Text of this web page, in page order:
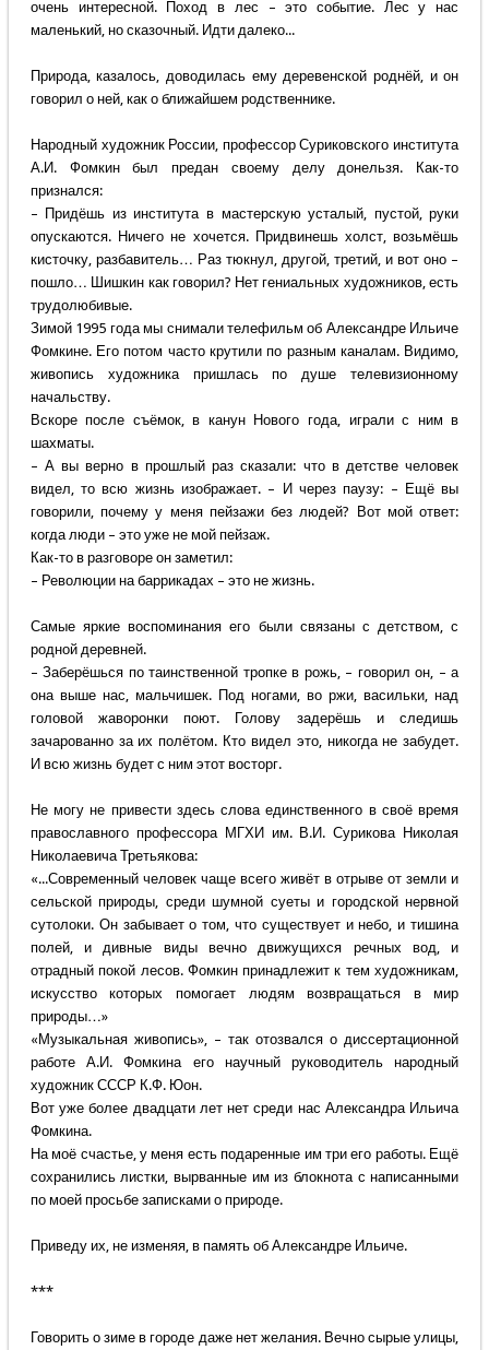
очень интересной. Поход в лес – это событие. Лес у нас
маленький, но сказочный. Идти далеко...
Природа, казалось, доводилась ему деревенской роднёй, и он
говорил о ней, как о ближайшем родственнике.
Народный художник России, профессор Суриковского института
А.И. Фомкин был предан своему делу донельзя. Как-то
признался:
– Придёшь из института в мастерскую усталый, пустой, руки
опускаются. Ничего не хочется. Придвинешь холст, возьмёшь
кисточку, разбавитель… Раз тюкнул, другой, третий, и вот оно –
пошло… Шишкин как говорил? Нет гениальных художников, есть
трудолюбивые.
Зимой 1995 года мы снимали телефильм об Александре Ильиче
Фомкине. Его потом часто крутили по разным каналам. Видимо,
живопись художника пришлась по душе телевизионному
начальству.
Вскоре после съёмок, в канун Нового года, играли с ним в
шахматы.
– А вы верно в прошлый раз сказали: что в детстве человек
видел, то всю жизнь изображает. – И через паузу: – Ещё вы
говорили, почему у меня пейзажи без людей? Вот мой ответ:
когда люди – это уже не мой пейзаж.
Как-то в разговоре он заметил:
– Революции на баррикадах – это не жизнь.
Самые яркие воспоминания его были связаны с детством, с
родной деревней.
– Заберёшься по таинственной тропке в рожь, – говорил он, – а
она выше нас, мальчишек. Под ногами, во ржи, васильки, над
головой жаворонки поют. Голову задерёшь и следишь
зачарованно за их полётом. Кто видел это, никогда не забудет.
И всю жизнь будет с ним этот восторг.
Не могу не привести здесь слова единственного в своё время
православного профессора МГХИ им. В.И. Сурикова Николая
Николаевича Третьякова:
«...Современный человек чаще всего живёт в отрыве от земли и
сельской природы, среди шумной суеты и городской нервной
сутолоки. Он забывает о том, что существует и небо, и тишина
полей, и дивные виды вечно движущихся речных вод, и
отрадный покой лесов. Фомкин принадлежит к тем художникам,
искусство которых помогает людям возвращаться в мир
природы…»
«Музыкальная живопись», – так отозвался о диссертационной
работе А.И. Фомкина его научный руководитель народный
художник СССР К.Ф. Юон.
Вот уже более двадцати лет нет среди нас Александра Ильича
Фомкина.
На моё счастье, у меня есть подаренные им три его работы. Ещё
сохранились листки, вырванные им из блокнота с написанными
по моей просьбе записками о природе.
Приведу их, не изменяя, в память об Александре Ильиче.
***
Говорить о зиме в городе даже нет желания. Вечно сырые улицы,